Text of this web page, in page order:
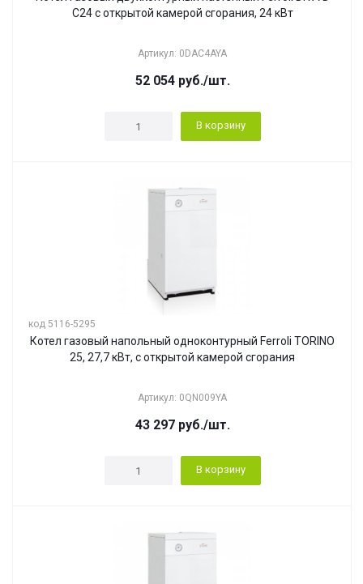
C24 с открытой камерой сгорания, 24 кВт
Артикул: 0DAC4AYA
52 054руб./шт.
В корзину
код 5116-5295
Котел газовый напольный одноконтурный Ferroli TORINO
25, 27,7 кВт, с открытой камерой сгорания
Артикул: 0QN009YA
43 297руб./шт.
В корзину